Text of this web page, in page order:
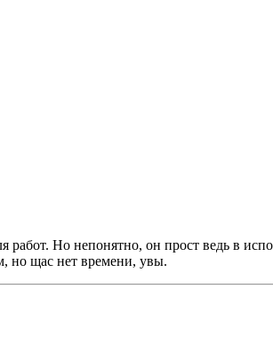
работ. Но непонятно, он прост ведь в
но щас нет времени, увы.